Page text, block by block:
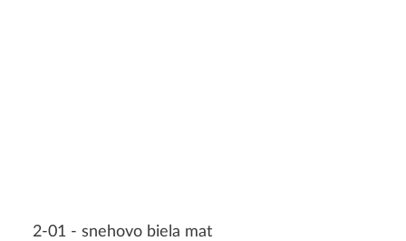
2-01 - snehovo biela mat